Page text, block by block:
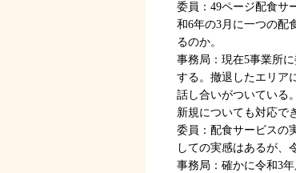
委員：49ページ配食サ
和6年の3月に一つの配
るのか。
事務局：現在5事業所
する。撤退したエリア
話し合いがついている
新規についても対応で
委員：配食サービスの
しての実感はあるが、
事務局：確かに令和3